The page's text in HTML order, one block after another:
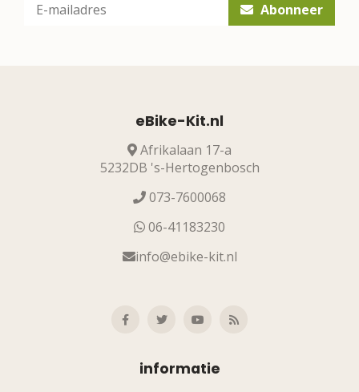
Abonneer
eBike-Kit.nl
Afrikalaan 17-a
5232DB 's-Hertogenbosch
073-7600068
06-41183230
info@ebike-kit.nl
informatie